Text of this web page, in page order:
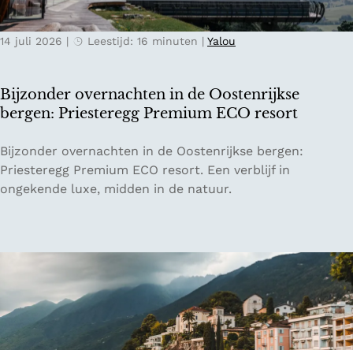
r
t
t
a
r
d
b
e
r
u
r
i
s
d
d
l
Bijzonder overnachten in de Oostenrijkse
bergen: Priesteregg Premium ECO resort
14 juli 2026 | Leestijd: 16 minuten | Yalou
B
i
j
o
v
Bijzonder overnachten in de Oostenrijkse bergen:
Priesteregg Premium ECO resort. Een verblijf in
ongekende luxe, midden in de natuur.